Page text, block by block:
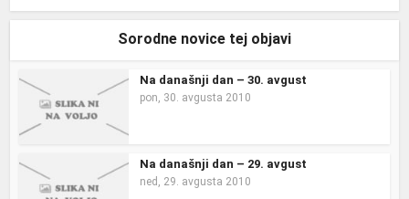
Sorodne novice tej objavi
Na današnji dan – 30. avgust
pon, 30. avgusta 2010
Na današnji dan – 29. avgust
ned, 29. avgusta 2010